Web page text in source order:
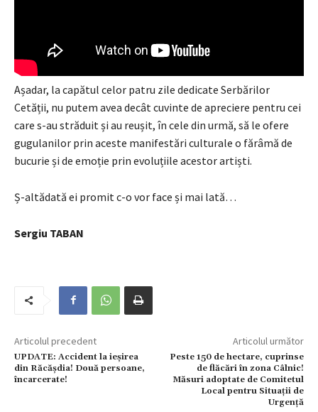
Așadar, la capătul celor patru zile dedicate Serbărilor
Cetății, nu putem avea decât cuvinte de apreciere pentru cei
care s-au străduit și au reușit, în cele din urmă, să le ofere
gugulanilor prin aceste manifestări culturale o fărâmă de
bucurie și de emoție prin evoluțiile acestor artiști.
Ș-altădată ei promit c-o vor face și mai lată…
Sergiu TABAN
Articolul precedent
UPDATE: Accident la ieșirea
din Răcășdia! Două persoane,
încarcerate!
Articolul următor
Peste 150 de hectare, cuprinse
de flăcări în zona Câlnic!
Măsuri adoptate de Comitetul
Local pentru Situații de
Urgență